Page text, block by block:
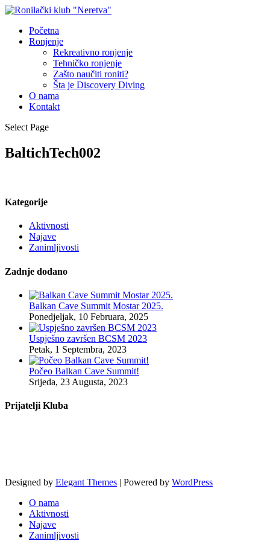
Početna
Ronjenje
Rekreativno ronjenje
Tehničko ronjenje
Zašto naučiti roniti?
Šta je Discovery Diving
O nama
Kontakt
Select Page
BaltichTech002
Kategorije
Aktivnosti
Najave
Zanimljivosti
Zadnje dodano
Balkan Cave Summit Mostar 2025.
Ponedjeljak, 10 Februara, 2025
Uspješno završen BCSM 2023
Petak, 1 Septembra, 2023
Počeo Balkan Cave Summit!
Srijeda, 23 Augusta, 2023
Prijatelji Kluba
Designed by Elegant Themes | Powered by WordPress
O nama
Aktivnosti
Najave
Zanimljivosti